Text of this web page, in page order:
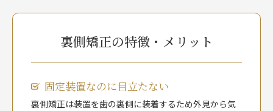
裏側矯正の特徴・メリット
固定装置なのに目立たない
裏側矯正は装置を歯の裏側に装着するため外見から気